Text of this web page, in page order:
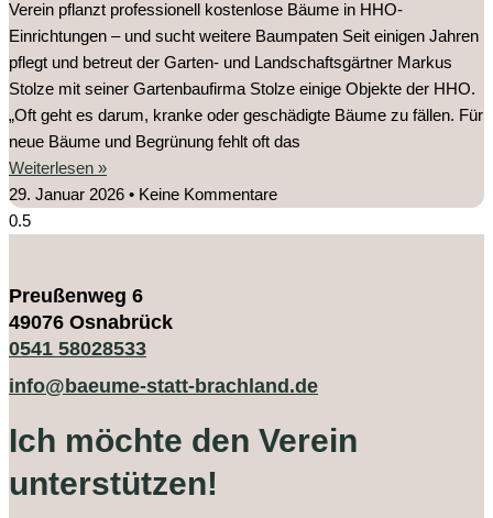
Verein pflanzt professionell kostenlose Bäume in HHO-
Einrichtungen – und sucht weitere Baumpaten Seit einigen Jahren
pflegt und betreut der Garten- und Landschaftsgärtner Markus
Stolze mit seiner Gartenbaufirma Stolze einige Objekte der HHO.
„Oft geht es darum, kranke oder geschädigte Bäume zu fällen. Für
neue Bäume und Begrünung fehlt oft das
Weiterlesen »
29. Januar 2026
Keine Kommentare
Preußenweg 6
49076 Osnabrück
0541 58028533
info@baeume-statt-brachland.de
Ich möchte den Verein
unterstützen!